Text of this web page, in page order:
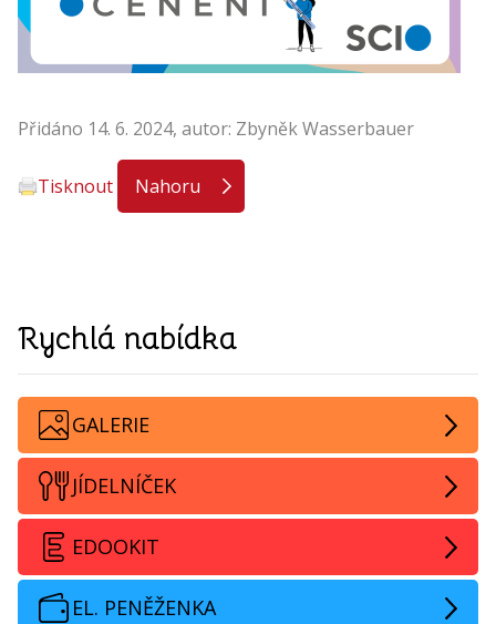
Přidáno 14. 6. 2024, autor: Zbyněk Wasserbauer
Tisknout Nahoru
Rychlá nabídka
GALERIE
JÍDELNÍČEK
EDOOKIT
EL. PENĚŽENKA